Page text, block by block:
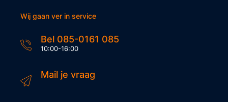
Wij gaan ver in service
Bel 085-0161 085
10:00-16:00
Mail je vraag